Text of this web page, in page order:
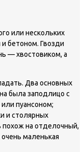
или нескольких
бетоном. Гвозди
— хвостовиком, а
Два основных
была заподлицо с
пуансоном;
и столярных
похож на отделочный,
маленькая